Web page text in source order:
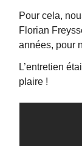
Pour cela,
Florian
années, pour
L’entretien
plaire !